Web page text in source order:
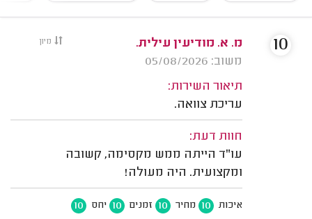
מיון
מ. א. מודיעין עילית.
משוב: 05/08/2026
תיאור השירות:
עריכת צוואה.
חוות דעת:
עו"ד הייתה ממש מקסימה, קשובה
ומקצועית. היה מעולה!
איכות 10 מחיר 10 זמנים 10 יחס 10
10